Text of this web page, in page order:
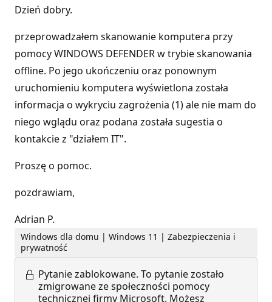
Dzień dobry.
przeprowadzałem skanowanie komputera przy
pomocy WINDOWS DEFENDER w trybie skanowania
offline. Po jego ukończeniu oraz ponownym
uruchomieniu komputera wyświetlona została
informacja o wykryciu zagrożenia (1) ale nie mam do
niego wglądu oraz podana została sugestia o
kontakcie z "działem IT".
Proszę o pomoc.
pozdrawiam,
Adrian P.
Windows dla domu | Windows 11 | Zabezpieczenia i
prywatność
Pytanie zablokowane. To pytanie zostało
zmigrowane ze społeczności pomocy
technicznej firmy Microsoft. Możesz